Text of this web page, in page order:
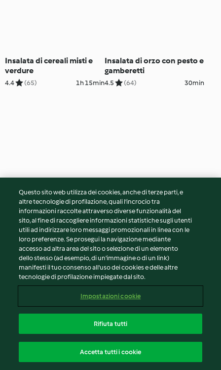
Insalata di cereali misti e
verdure
4.4 (65) 1h 15min
Insalata di orzo con pesto e
gamberetti
4.5 (64) 30min
Involtini di lonza allo speck
con carote e funghi e
budino agli amaretti
(61) 1h 30min
Filetti di salmone e cous
cous con verdure e salsa
alla curcuma
4.6 (60) 50min
Miglio alla curcuma e
mazzancolle (Modalità
Questo sito web utilizza dei cookies, anche di terze parti, e
altre tecnologie di profilazione, quali l’incrocio tra
informazioni raccolte attraverso diverse funzionalità del
sito, al fine di raccogliere informazioni statistiche sugli utenti
utili ad indirizzare loro messaggi promozionali in linea con le
loro preferenze. Se prosegui la navigazione mediante
accesso ad altra area del sito o selezione di un elemento
dello stesso (ad esempio, di un'immagine o di un link)
manifesti il tuo consenso all'uso dei cookies e delle altre
tecnologie di profilazione impiegate dal sito.
Impostazioni cookie
Rifiuta tutti
Accetta tutti i cookie